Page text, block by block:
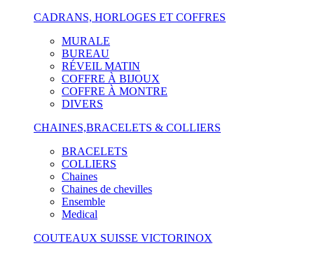
CADRANS, HORLOGES ET COFFRES
MURALE
BUREAU
RÉVEIL MATIN
COFFRE À BIJOUX
COFFRE À MONTRE
DIVERS
CHAINES,BRACELETS & COLLIERS
BRACELETS
COLLIERS
Chaines
Chaines de chevilles
Ensemble
Medical
COUTEAUX SUISSE VICTORINOX